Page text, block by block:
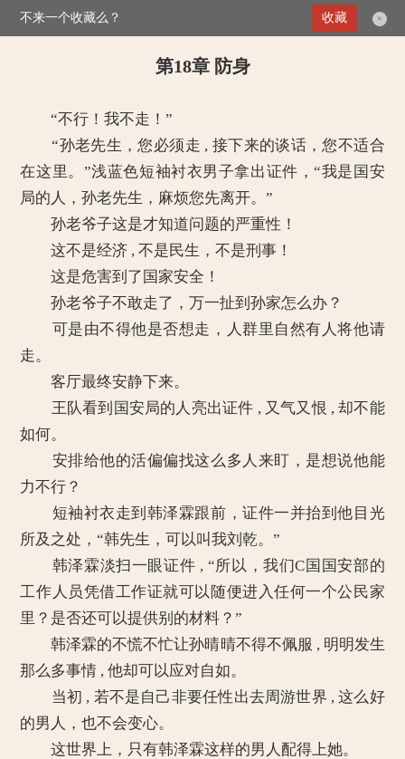
>我想盛装嫁给你 第18章 防身
第18章 防身
“不行！我不走！”
“孙老先生，您必须走 , 接下来的谈话，您不适合
在这里。”浅蓝色短袖衬衣男子拿出证件，“我是国安
局的人，孙老先生，麻烦您先离开。”
孙老爷子这是才知道问题的严重性！
这不是经济 , 不是民生，不是刑事！
这是危害到了国家安全！
孙老爷子不敢走了，万一扯到孙家怎么办？
可是由不得他是否想走，人群里自然有人将他请
走。
客厅最终安静下来。
王队看到国安局的人亮出证件 , 又气又恨 , 却不能
如何。
安排给他的活偏偏找这么多人来盯，是想说他能
力不行？
短袖衬衣走到韩泽霖跟前，证件一并抬到他目光
所及之处，“韩先生，可以叫我刘乾。”
韩泽霖淡扫一眼证件 , “所以，我们C国国安部的
工作人员凭借工作证就可以随便进入任何一个公民家
里？是否还可以提供别的材料？”
韩泽霖的不慌不忙让孙晴晴不得不佩服 , 明明发生
那么多事情 , 他却可以应对自如。
当初 , 若不是自己非要任性出去周游世界 , 这么好
的男人，也不会变心。
这世界上，只有韩泽霖这样的男人配得上她。
不来一个收藏么？ ×
收藏